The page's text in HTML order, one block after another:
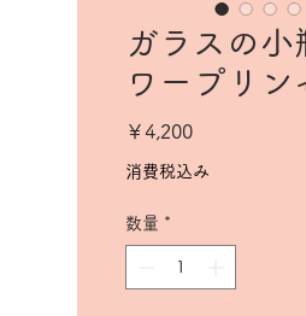
ガラスの小
ワープリン
￥4,200価
格
消費税込み
数量 *